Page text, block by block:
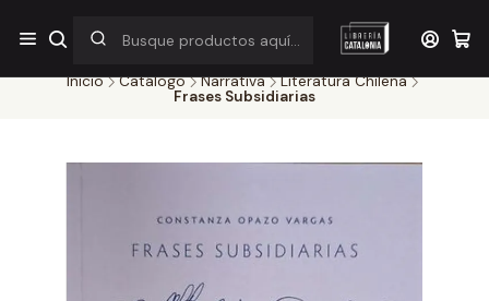
¡Por pocos días! Despacho a $1.000 en RM por compras sobre
$38.000
Inicio Catálogo Narrativa
Literatura Chilena
Frases Subsidiarias